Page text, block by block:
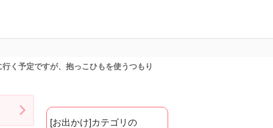
く予定ですが、抱っこひもを使うつもり
[お出かけ]カテゴリの